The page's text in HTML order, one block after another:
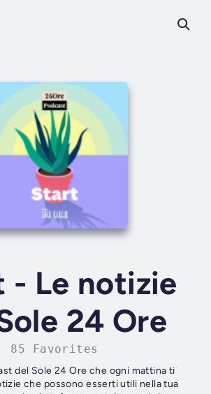
- Le notizie
24 Ore
85 Favorites
del Sole 24 Ore che ogni mattina ti
che possono esserti utili nella tua